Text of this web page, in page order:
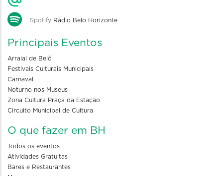
Spotify Rádio Belo Horizonte
Principais Eventos
Arraial de Belô
Festivais Culturais Municipais
Carnaval
Noturno nos Museus
Zona Cultura Praça da Estação
Circuito Municipal de Cultura
O que fazer em BH
Todos os eventos
Atividades Gratuitas
Bares e Restaurantes